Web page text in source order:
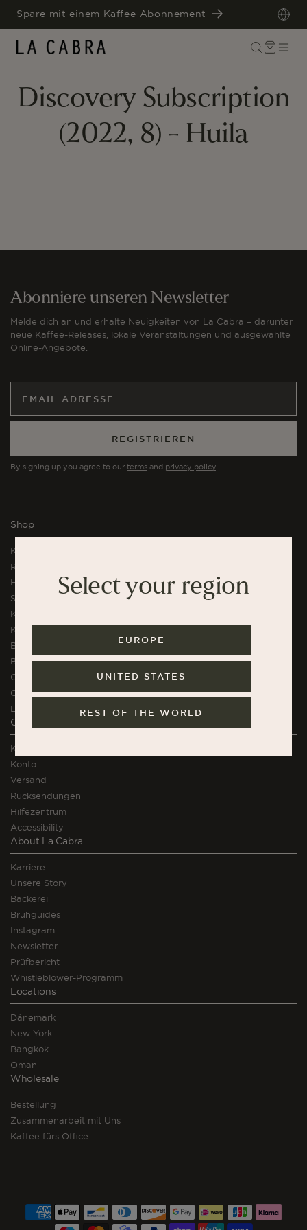
Select your region
EUROPE
UNITED STATES
REST OF THE WORLD
ZUM
Spare mit einem Kaffee-Abonnement
Warenkorb
Discovery Subscription
(2022, 8) - Huila
Abonniere unseren Newsletter
Melde dich an und erhalte Neuigkeiten von La Cabra – darunter
neue Kaffee-Releases, lokale Veranstaltungen und ausgewählte
Online-Angebote.
REGISTRIEREN
By signing up you agree to our terms and privacy policy.
Shop
Kaffee
Rituals Abonnement
High Volume Abonnement
Single Serve Kaffee
Kaffesets & Geschenke
K.H. Würtz Stoneware
Brühzubehör
Bekleidung
Chocolate
Geschenkkarten
La Cabra Kurse
Orders and Support
Kontakt
Konto
Versand
Rücksendungen
Hilfezentrum
Accessibility
About La Cabra
Karriere
Unsere Story
Bäckerei
Brühguides
Instagram
Newsletter
Prüfbericht
Whistleblower-Programm
Locations
Dänemark
New York
Bangkok
Oman
Wholesale
Bestellung
Zusammenarbeit mit Uns
Kaffee fürs Office
Zahlungsmethoden